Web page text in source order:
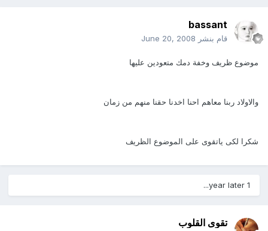
bassant
قام بنشر June 20, 2008
موضوع ظريف وخفة دمك متعودين عليها
والاولاد ربنا معاهم احنا اخدنا حقنا منهم من زمان
شكرا لكى ياتقوى على الموضوع الظريف
تقوى القلوب